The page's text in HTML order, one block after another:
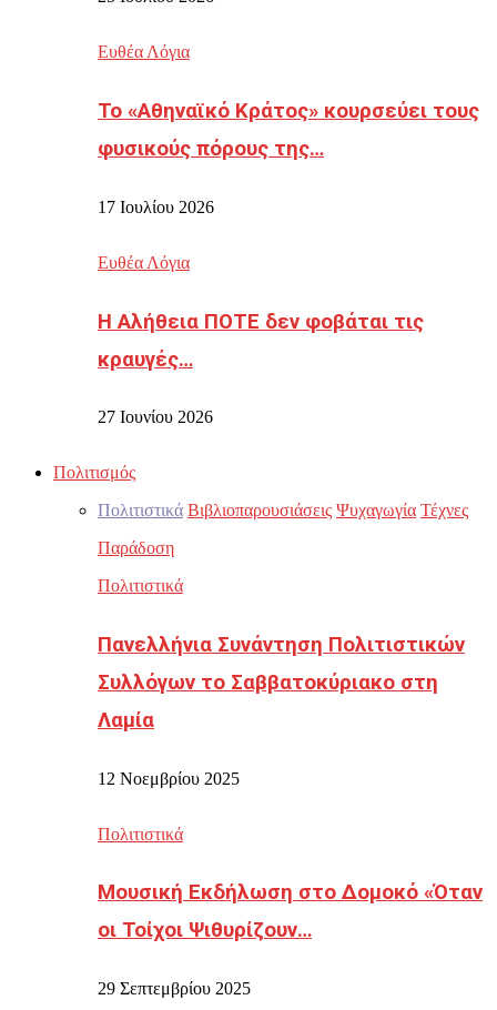
Ευθέα Λόγια
Το «Αθηναϊκό Κράτος» κουρσεύει τους
φυσικούς πόρους της…
17 Ιουλίου 2026
Ευθέα Λόγια
Η Αλήθεια ΠΟΤΕ δεν φοβάται τις
κραυγές…
27 Ιουνίου 2026
Πολιτισμός
Πολιτιστικά Βιβλιοπαρουσιάσεις Ψυχαγωγία Τέχνες
Παράδοση
Πολιτιστικά
Πανελλήνια Συνάντηση Πολιτιστικών
Συλλόγων το Σαββατοκύριακο στη
Λαμία
12 Νοεμβρίου 2025
Πολιτιστικά
Μουσική Εκδήλωση στο Δομοκό «Όταν
οι Τοίχοι Ψιθυρίζουν…
29 Σεπτεμβρίου 2025